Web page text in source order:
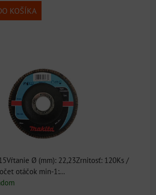
KOŠÍKA
Ø (mm): 22,23Zrnitosť: 120Ks /
otáčok min-1:...